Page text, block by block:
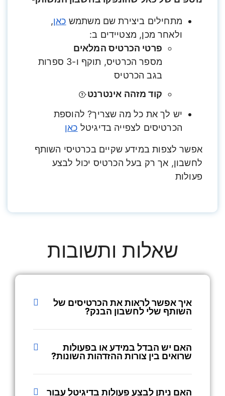
מתחילים ביצירת שם משתמש כאן,
ולאחר מכן, מצטיידים ב:
פרטי הכרטיס המלאים
מספר הכרטיס, תוקף ו-3 ספרות
בגב הכרטיס
קוד מזהה אינטרנט
יש לך את כל מה שצריך? להוספת
הכרטיסים לצפייה בדיגיטל כאן
אפשר לצפות במידע שקיים בכרטיסי השותף
לחשבון, אך רק בעל הכרטיס יכול לבצע
פעולות
שאלות ותשובות
איך אפשר לראות את הכרטיסים של
השותף שלי לחשבון הבנק?
האם יש הבדל במידע או בפעולות
שרואים בין צורות ההזדהות השונות?
האם ניתן לבצע פעולות בדיגיטל עבור